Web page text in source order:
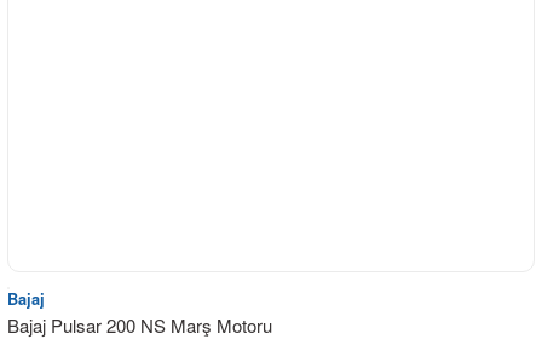
Bajaj
Bajaj Pulsar 200 NS Marş Motoru